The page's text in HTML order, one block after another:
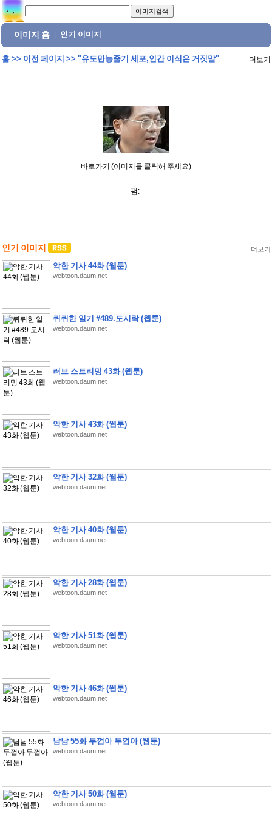
이미지 홈 인기 이미지
홈>> 이전 페이지 >> "유도만능줄기 세포,인간 이식은 거짓말" 더보기
바로가기 (이미지를 클릭해 주세요)
펌:
인기 이미지 더보기
악한 기사 44화 (웹툰)
webtoon.daum.net
퀴퀴한 일기 #489.도시락 (웹툰)
webtoon.daum.net
러브 스트리밍 43화 (웹툰)
webtoon.daum.net
악한 기사 43화 (웹툰)
webtoon.daum.net
악한 기사 32화 (웹툰)
webtoon.daum.net
악한 기사 40화 (웹툰)
webtoon.daum.net
악한 기사 28화 (웹툰)
webtoon.daum.net
악한 기사 51화 (웹툰)
webtoon.daum.net
악한 기사 46화 (웹툰)
webtoon.daum.net
남남 55화 두껍아 두껍아 (웹툰)
webtoon.daum.net
악한 기사 50화 (웹툰)
webtoon.daum.net